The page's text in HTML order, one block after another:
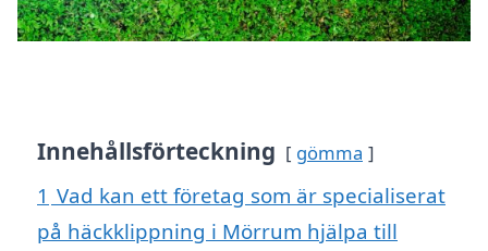
Innehållsförteckning gömma
1 Vad kan ett företag som är specialiserat
på häckklippning i Mörrum hjälpa till